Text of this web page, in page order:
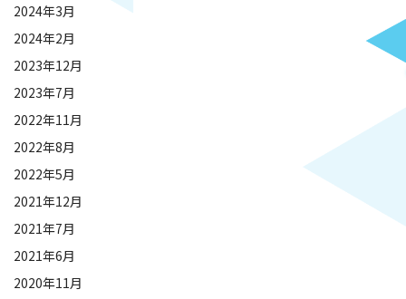
2024年3月
2024年2月
2023年12月
2023年7月
2022年11月
2022年8月
2022年5月
2021年12月
2021年7月
2021年6月
2020年11月